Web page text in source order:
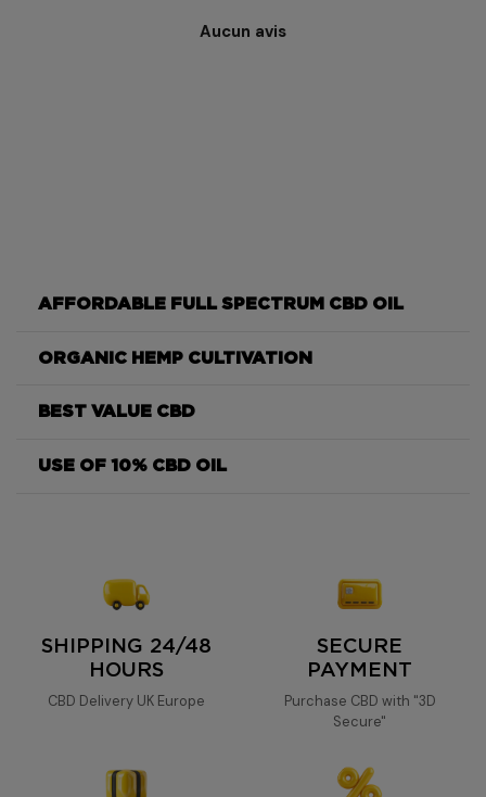
Aucun avis
AFFORDABLE FULL SPECTRUM CBD OIL
ORGANIC HEMP CULTIVATION
BEST VALUE CBD
10% CBD oil
USE OF 10% CBD OIL
SHIPPING 24/48
HOURS
CBD Delivery UK Europe
SECURE
PAYMENT
Purchase CBD with "3D
Secure"